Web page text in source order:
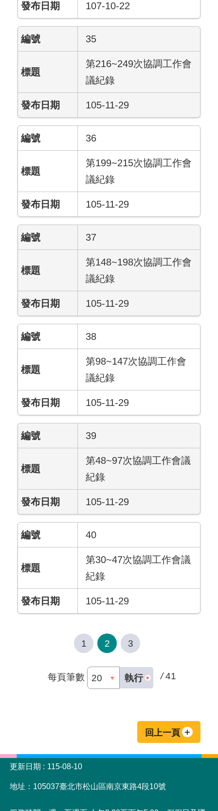
107-10-22
35
第216~249次協調工作會
議紀錄
105-11-29
36
第199~215次協調工作會
議紀錄
105-11-29
37
第148~198次協調工作會
議紀錄
105-11-29
38
第98~147次協調工作會
議紀錄
105-11-29
39
第48~97次協調工作會議
紀錄
105-11-29
40
第30~47次協調工作會議
紀錄
105-11-29
1 2 3
每頁筆數 執行 / 41
回上一頁
:::
更新日期
115-08-10
地址：105037臺北市松山區南京東路4段10號